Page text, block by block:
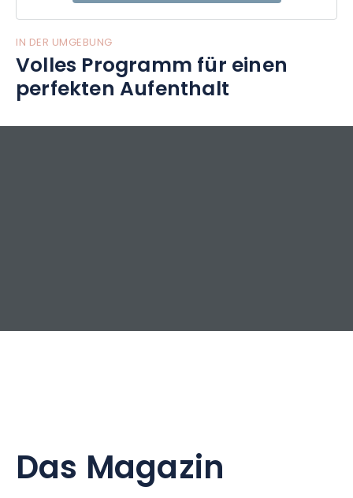
IN DER UMGEBUNG
Volles Programm für einen
perfekten Aufenthalt
Das Magazin